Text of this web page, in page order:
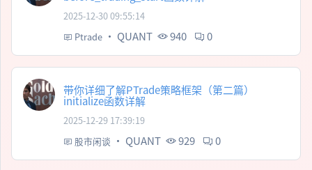
2025-12-30 09:55:14
Ptrade · QUANT 940 0
带你详细了解PTrade策略框架（第二篇）
initialize函数详解
2025-12-29 17:39:19
股市闲谈 · QUANT 929 0